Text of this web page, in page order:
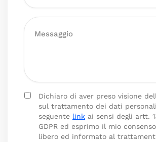
Dichiaro di aver preso visione
sul trattamento dei dati
seguente link ai sensi degli artt.
GDPR ed esprimo il mio
libero ed informato al